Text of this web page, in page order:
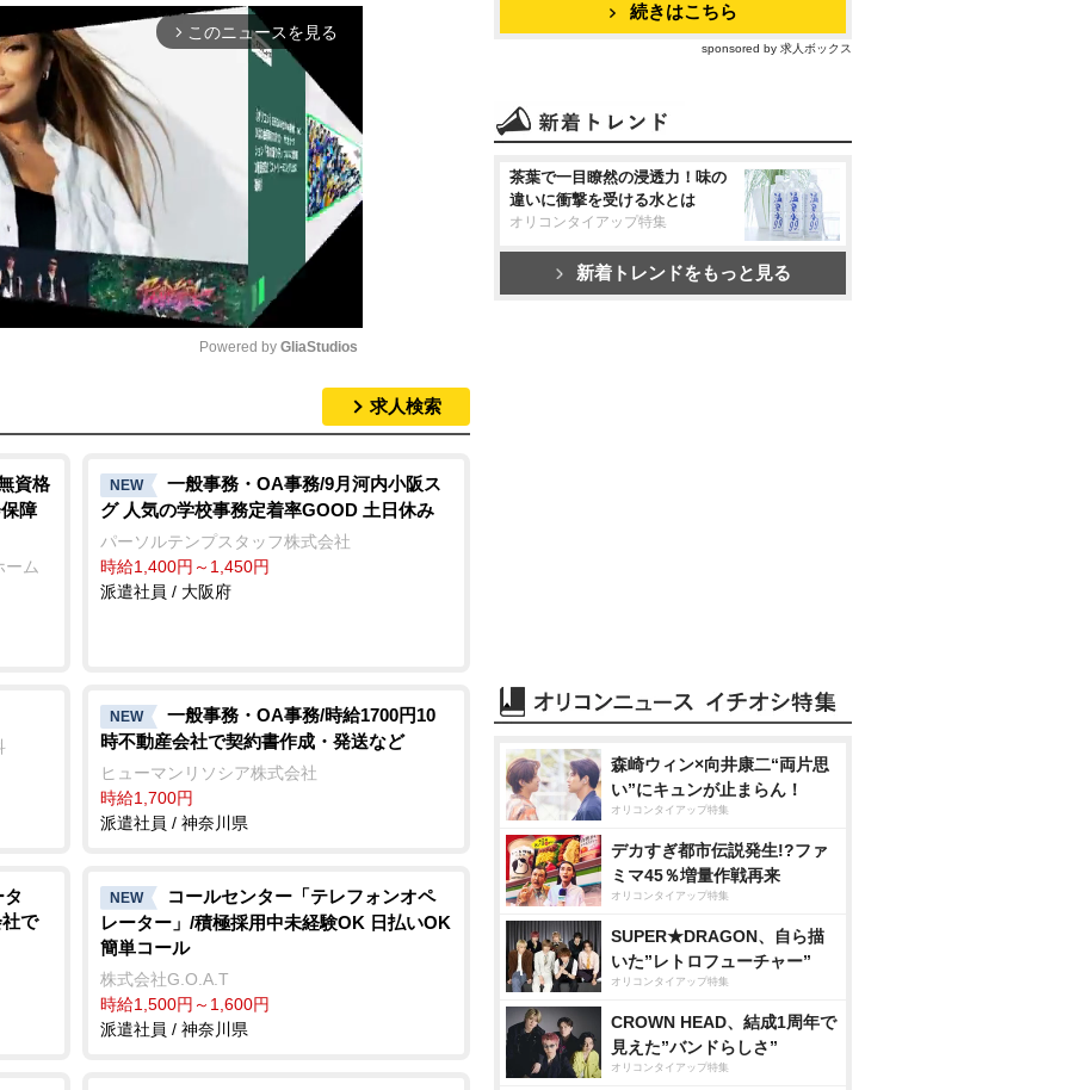
arrow_forward_ios このニュースを見る
t
e
Powered by GliaStudios
求人検索
資格
障
ーム
NEW
一般事務・OA事務/9月河内小阪ス
グ 人気の学校事務定着率GOOD 土日休み
パーソルテンプスタッフ株式会社
時給1,400円～1,450円
派遣社員 / 大阪府
NEW
一般事務・OA事務/時給1700円10
時不動産会社で契約書作成・発送など
ヒューマンリソシア株式会社
時給1,700円
派遣社員 / 神奈川県
で
NEW
コールセンター「テレフォンオペ
レーター」/積極採用中未経験OK 日払いOK
簡単コール
株式会社G.O.A.T
時給1,500円～1,600円
派遣社員 / 神奈川県
続きはこちら
sponsored by 求人ボックス
茶葉で一目瞭然の浸透力！味の
違いに衝撃を受ける水とは
オリコンタイアップ特集
新着トレンドをもっと見る
森崎ウィン×向井康二“両片思
い”にキュンが止まらん！
オリコンタイアップ特集
デカすぎ都市伝説発生!?ファ
ミマ45％増量作戦再来
オリコンタイアップ特集
SUPER★DRAGON、自ら描
いた”レトロフューチャー”
オリコンタイアップ特集
CROWN HEAD、結成1周年で
見えた”バンドらしさ”
オリコンタイアップ特集